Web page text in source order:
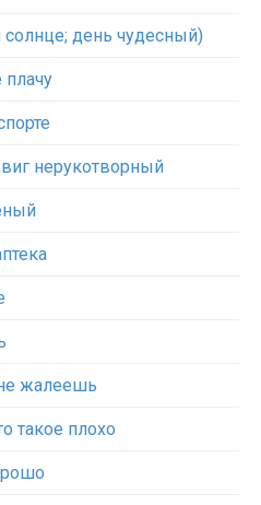
день чудесный)
нерукотворный
жалеешь
такое плохо